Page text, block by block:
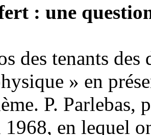
: une
des tenants
» en
P. Parlebas,
en lequel